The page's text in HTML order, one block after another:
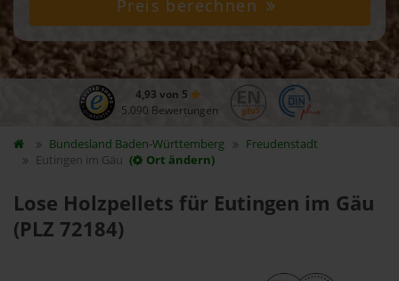
Preis berechnen
4,93 von 5
5.090 Bewertungen
Bundesland Baden-Württemberg
Freudenstadt
Eutingen im Gäu ( Ort ändern)
Lose Holzpellets für Eutingen im Gäu
(PLZ 72184)